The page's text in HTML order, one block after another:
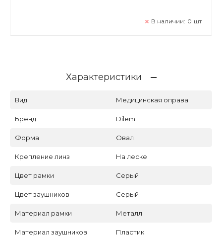
В наличии: 0 шт
Характеристики
Вид Медицинская оправа
Бренд Dilem
Форма Овал
Крепление линз На леске
Цвет рамки Серый
Цвет заушников Серый
Материал рамки Металл
Материал заушников Пластик